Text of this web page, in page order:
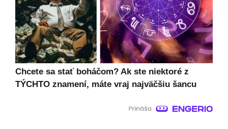
Chcete sa stať boháčom? Ak ste niektoré z
TÝCHTO znamení, máte vraj najväčšiu šancu